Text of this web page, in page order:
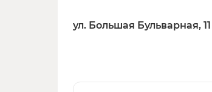
ул. Большая Бульварная, 11